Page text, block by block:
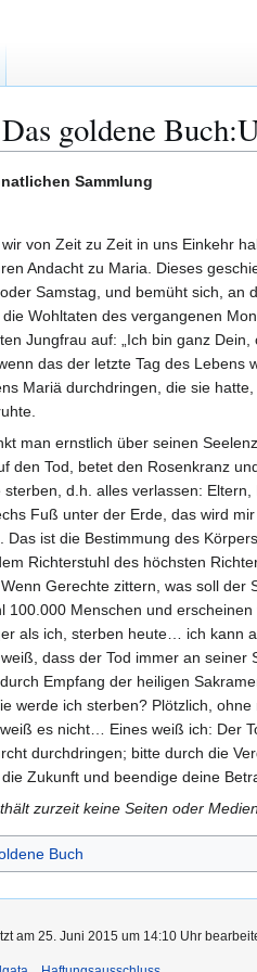
Das goldene
Sammlung
von Zeit zu Zeit in uns Einkehr
Andacht zu Maria. Dieses
Samstag, und bemüht sich, an
Wohltaten des vergangenen
Jungfrau auf: „Ich bin ganz
das der letzte Tag des
Mariä durchdringen, die sie
man ernstlich über seinen
den Tod, betet den Rosenkranz
sterben, d.h. alles verlassen:
Fuß unter der Erde, das wird
Das ist die Bestimmung des
Richterstuhl des höchsten
Gerechte zittern, was soll
100.000 Menschen und
als ich, sterben heute… ich kann
dass der Tod immer an seiner
Empfang der heiligen
werde ich sterben? Plötzlich,
es nicht… Eines weiß ich: Der
durchdringen; bitte durch die
Zukunft und beendige deine
zurzeit keine Seiten oder
Buch
am 25. Juni 2015 um 14:10 Uhr